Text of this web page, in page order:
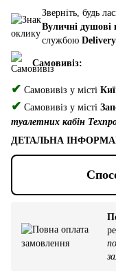
Зверніть, будь
Вуличні душові
службою
Самовивіз:
✔ Самовивіз у місті
✔ Самовивіз у місті
туалетних кабін
ДЕТАЛЬНА